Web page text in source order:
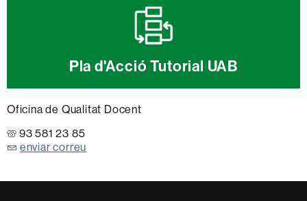
Pla d'Acció Tutorial UAB
Oficina de Qualitat Docent
93 581 23 85
enviar correu